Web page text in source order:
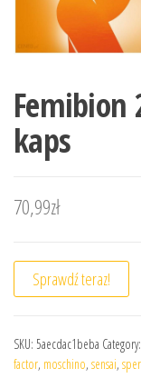
Femibion
kaps
70,99zł
Sprawdź teraz!
SKU: 5aecdac1beba Category:
factor, moschino, sensai,